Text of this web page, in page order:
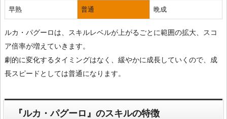
早熟 普通 晩成
ルカ・パグーロは、スキルレベルが上がるごとに範囲の拡大、スコ
ア倍率が増えていきます。
劇的に変化するタイミングはなく、緩やかに成長していくので、成
長スピードとしては普通になります。
『ルカ・パグーロ』のスキルの特徴